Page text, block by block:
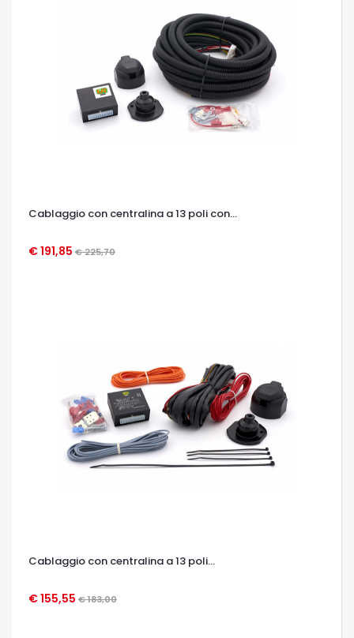
Cablaggio con centralina a 13 poli con...
€ 191,85 € 225,70
OCCHIATA VELOCE
Cablaggio con centralina a 13 poli...
€ 155,55 € 183,00
OCCHIATA VELOCE